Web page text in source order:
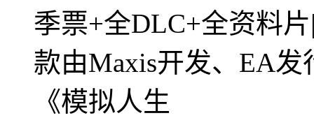
季票+全DLC+全资料
款由Maxis开发、EA
《模拟人生